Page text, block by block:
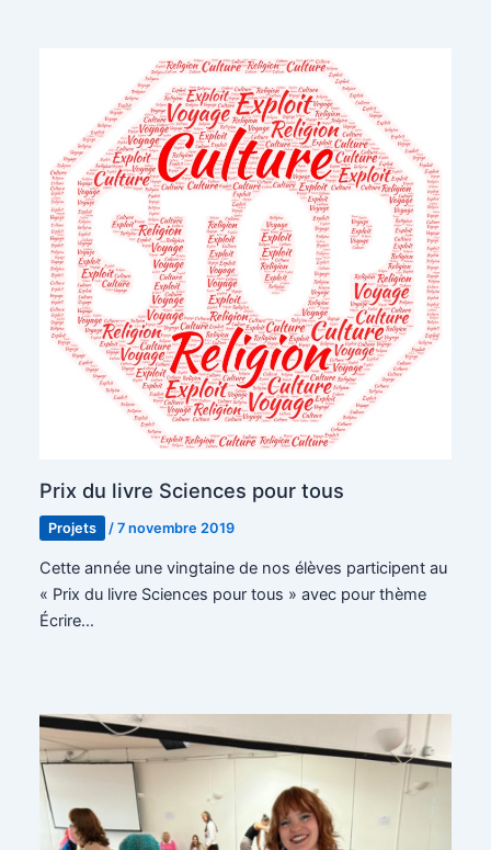
Prix du livre Sciences pour tous
Projets /7 novembre 2019
Cette année une vingtaine de nos élèves participent au
« Prix du livre Sciences pour tous » avec pour thème
Écrire…